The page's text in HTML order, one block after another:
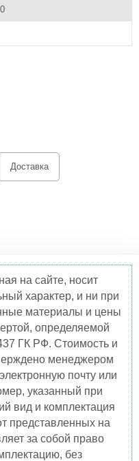
Доставка
на сайте, носит
характер, и ни при
материалы и цены
определяемой
ГК РФ. Стоимость и
менеджером
почту или
указанный при
вид и комплектация
представленных на
за собой право
без